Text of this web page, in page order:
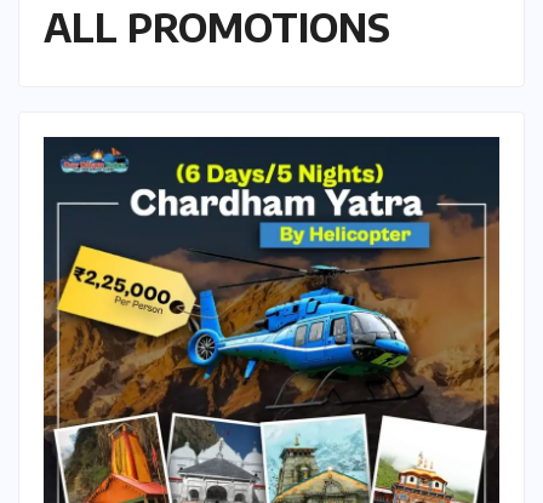
ALL PROMOTIONS